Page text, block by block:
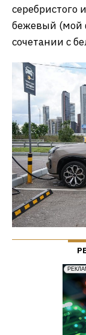
серебристого
бежевый (мой
сочетании с